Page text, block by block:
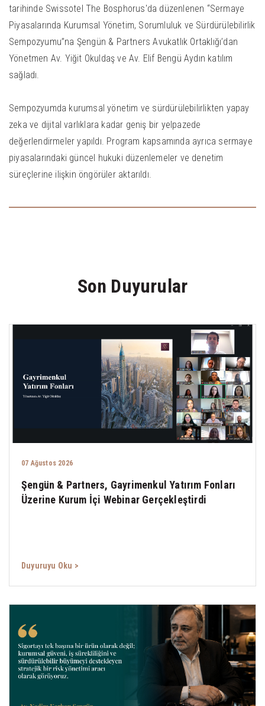
tarihinde Swissotel The Bosphorus'da düzenlenen “Sermaye
Piyasalarında Kurumsal Yönetim, Sorumluluk ve Sürdürülebilirlik
Sempozyumu”na Şengün & Partners Avukatlık Ortaklığı’dan
Yönetmen Av. Yiğit Okuldaş ve Av. Elif Bengü Aydın katılım
sağladı.
Sempozyumda kurumsal yönetim ve sürdürülebilirlikten yapay
zeka ve dijital varlıklara kadar geniş bir yelpazede
değerlendirmeler yapıldı. Program kapsamında ayrıca sermaye
piyasalarındaki güncel hukuki düzenlemeler ve denetim
süreçlerine ilişkin öngörüler aktarıldı.
Son Duyurular
07 Ağustos 2026
Şengün & Partners, Gayrimenkul Yatırım Fonları
Üzerine Kurum İçi Webinar Gerçekleştirdi
Duyuruyu Oku >